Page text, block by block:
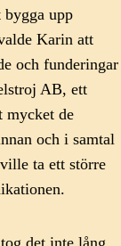
bygga upp
Karin att
och funderingar
AB, ett
mycket de
och i samtal
ta ett större